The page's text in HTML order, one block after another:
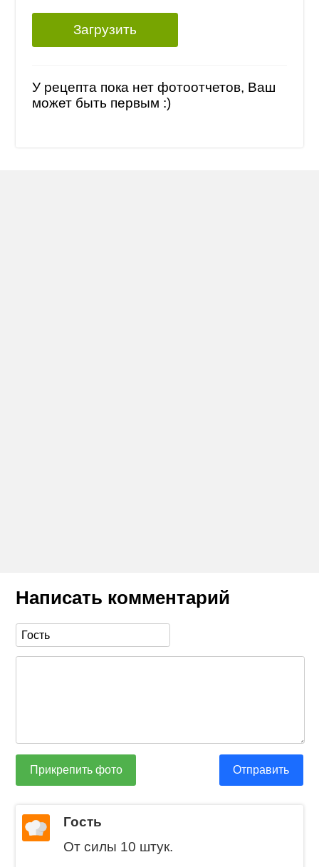
Загрузить
У рецепта пока нет фотоотчетов, Ваш
может быть первым :)
Написать комментарий
Прикрепить фото Отправить
Гость
От силы 10 штук.